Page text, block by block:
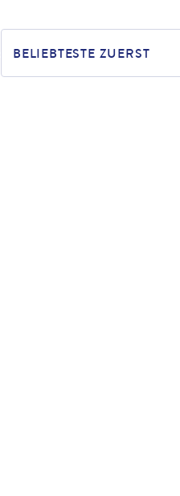
BELIEBTESTE ZUERST